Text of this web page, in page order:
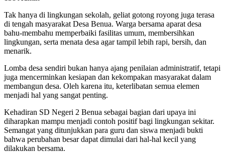
Tak hanya di lingkungan sekolah, geliat gotong royong juga terasa
di tengah masyarakat Desa Benua. Warga bersama aparat desa
bahu-membahu memperbaiki fasilitas umum, membersihkan
lingkungan, serta menata desa agar tampil lebih rapi, bersih, dan
menarik.
Lomba desa sendiri bukan hanya ajang penilaian administratif, tetapi
juga mencerminkan kesiapan dan kekompakan masyarakat dalam
membangun desa. Oleh karena itu, keterlibatan semua elemen
menjadi hal yang sangat penting.
Kehadiran SD Negeri 2 Benua sebagai bagian dari upaya ini
diharapkan mampu menjadi contoh positif bagi lingkungan sekitar.
Semangat yang ditunjukkan para guru dan siswa menjadi bukti
bahwa perubahan besar dapat dimulai dari hal-hal kecil yang
dilakukan bersama.